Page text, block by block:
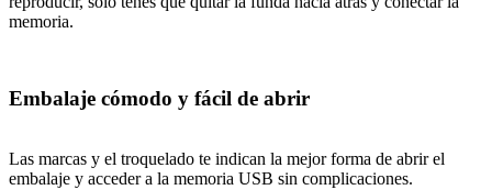
memoria.
Embalaje cómodo y fácil de abrir
Las marcas y el troquelado te indican la mejor forma de abrir el
embalaje y acceder a la memoria USB sin complicaciones.